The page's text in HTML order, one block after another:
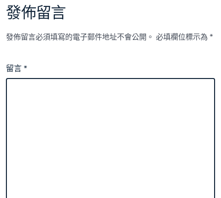
發佈留言
發佈留言必須填寫的電子郵件地址不會公開。 必填欄位標示為*
留言*